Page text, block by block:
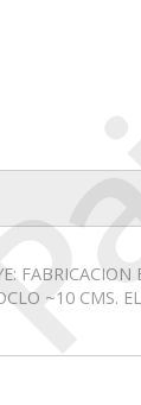
~10 CMS.